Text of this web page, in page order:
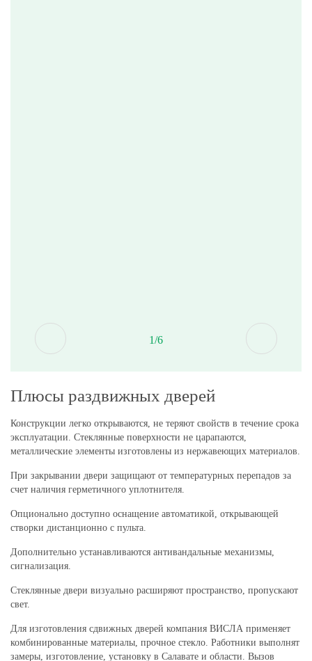
1/6
Плюсы раздвижных дверей
Конструкции легко открываются, не теряют свойств в течение срока
эксплуатации. Стеклянные поверхности не царапаются,
металлические элементы изготовлены из нержавеющих материалов.
При закрывании двери защищают от температурных перепадов за
счет наличия герметичного уплотнителя.
Опционально доступно оснащение автоматикой, открывающей
створки дистанционно с пульта.
Дополнительно устанавливаются антивандальные механизмы,
сигнализация.
Стеклянные двери визуально расширяют пространство, пропускают
свет.
Для изготовления сдвижных дверей компания ВИСЛА применяет
комбинированные материалы, прочное стекло. Работники выполнят
замеры, изготовление, установку в Салавате и области. Вызов